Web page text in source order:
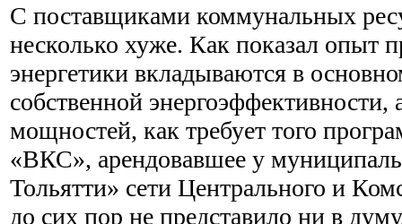
С поставщиками коммунальных
несколько хуже. Как показал опыт
энергетики вкладываются в
собственной
мощностей, как требует того
«ВКС», арендовавшее у
Тольятти» сети Центрального и
до сих пор не представило ни в